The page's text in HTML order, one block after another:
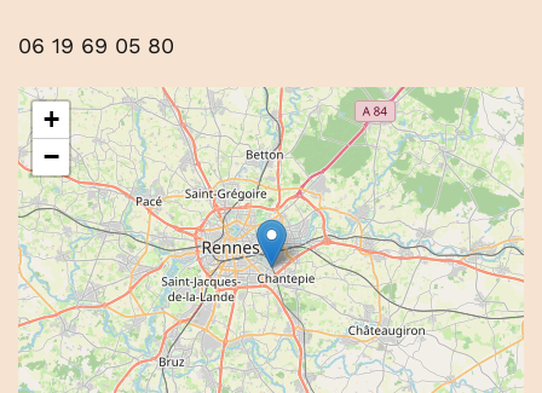
06 19 69 05 80
+
−